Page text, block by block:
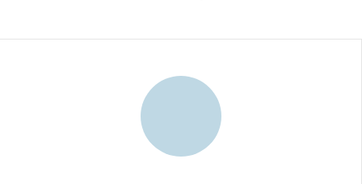
Krankenhausapotheken